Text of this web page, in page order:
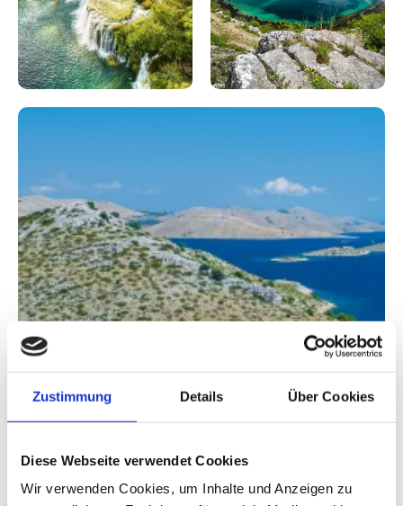
Zustimmung Details Über Cookies
Diese Webseite verwendet Cookies
Wir verwenden Cookies, um Inhalte und Anzeigen zu